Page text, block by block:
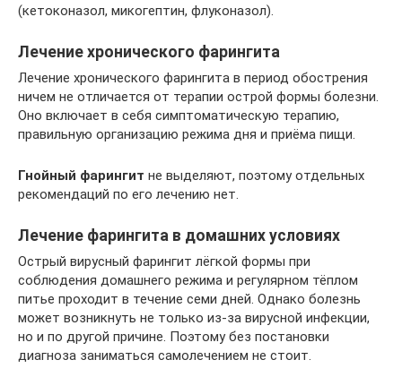
(кетоконазол, микогептин, флуконазол).
Лечение хронического фарингита
Лечение хронического фарингита в период обострения
ничем не отличается от терапии острой формы болезни.
Оно включает в себя симптоматическую терапию,
правильную организацию режима дня и приёма пищи.
Гнойный фарингит не выделяют, поэтому отдельных
рекомендаций по его лечению нет.
Лечение фарингита в домашних условиях
Острый вирусный фарингит лёгкой формы при
соблюдения домашнего режима и регулярном тёплом
питье проходит в течение семи дней. Однако болезнь
может возникнуть не только из-за вирусной инфекции,
но и по другой причине. Поэтому без постановки
диагноза заниматься самолечением не стоит.